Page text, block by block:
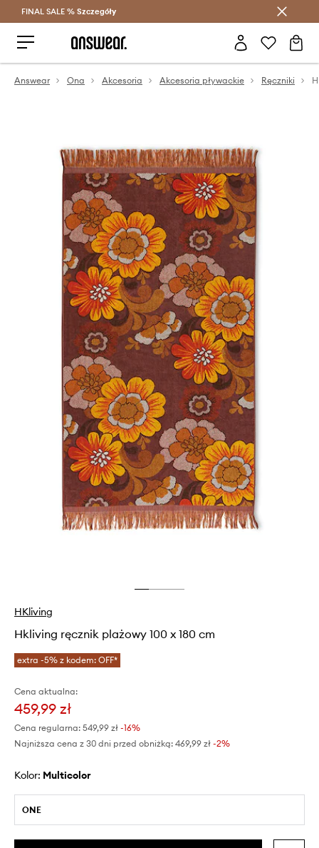
Oszczędzaj z Answear Club >
FINAL SALE % Szczegóły
Answear Ona Akcesoria Akcesoria pływackie Ręczniki
HKliving
Hkliving ręcznik plażowy 100 x 180 cm
extra -5% z kodem: OFF*
Cena aktualna:
459,99 zł
Cena regularna: 549,99 zł -16%
Najniższa cena z 30 dni przed obniżką: 469,99 zł -2%
Kolor: multicolor
ONE